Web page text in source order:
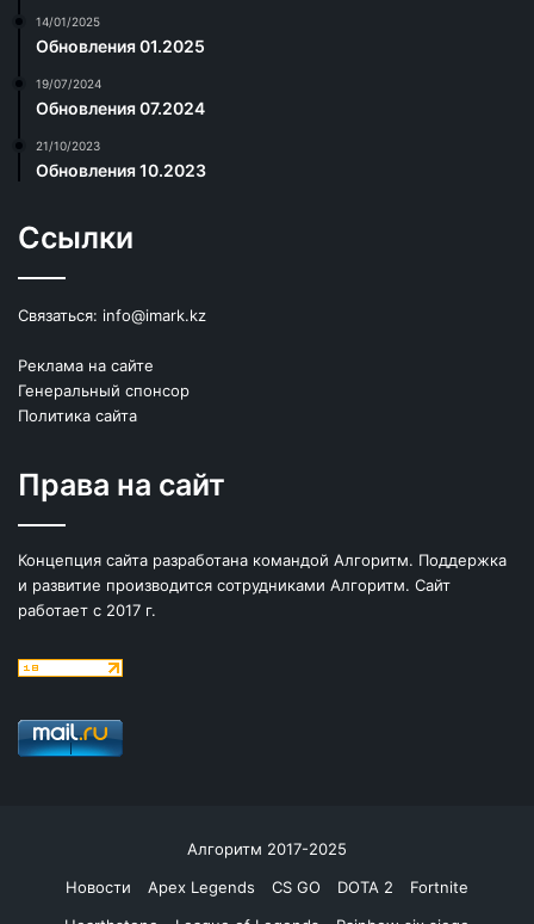
14/01/2025
Обновления 01.2025
19/07/2024
Обновления 07.2024
21/10/2023
Обновления 10.2023
Ссылки
Связаться: info@imark.kz
Реклама на сайте
Генеральный спонсор
Политика сайта
Права на сайт
Концепция сайта разработана командой Алгоритм. Поддержка
и развитие производится сотрудниками Алгоритм. Сайт
работает с 2017 г.
Алгоритм 2017-2025
Новости
Apex Legends CS GO DOTA 2
Fortnite